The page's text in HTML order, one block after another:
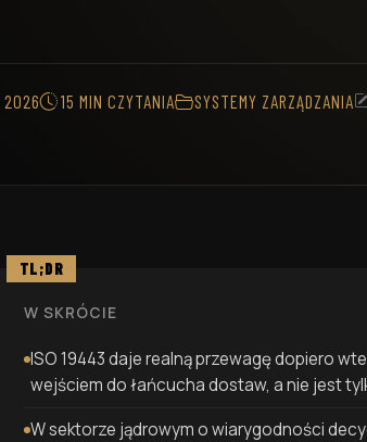
2026 15 MIN CZYTANIA SYSTEMY ZARZĄDZANIA
TL;DR
W SKRÓCIE
ISO 19443 daje realną przewagę dopiero
wejściem do łańcucha dostaw, a nie jest
W sektorze jądrowym o wiarygodności